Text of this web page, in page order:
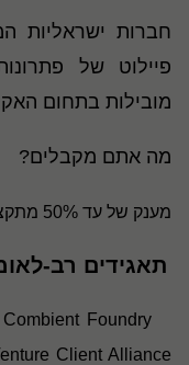
חברות ישראליות
פיילוט של
מובילות בתחום
מה אתם מקבלים?
מענק של עד 50% מתקציב הפרויקט המאושר.
תאגידים רב-
Combient Foundry
Client Alliance